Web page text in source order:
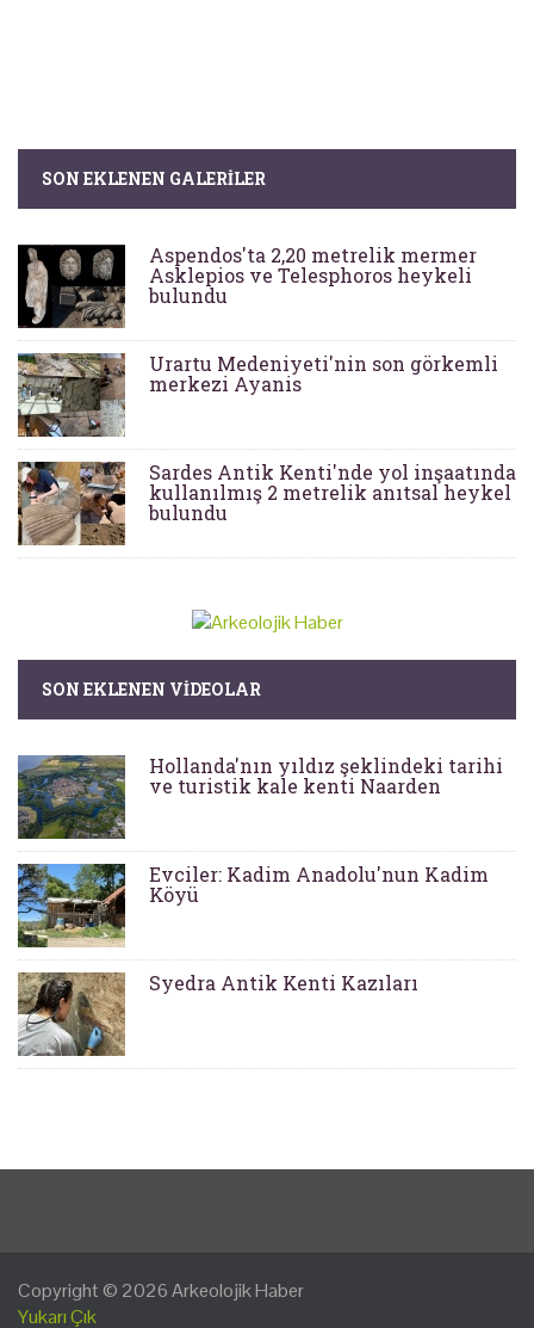
SON EKLENEN GALERILER
Aspendos'ta 2,20 metrelik mermer
Asklepios ve Telesphoros heykeli
bulundu
Urartu Medeniyeti'nin son görkemli
merkezi Ayanis
Sardes Antik Kenti'nde yol inşaatında
kullanılmış 2 metrelik anıtsal heykel
bulundu
SON EKLENEN VIDEOLAR
Hollanda'nın yıldız şeklindeki tarihi
ve turistik kale kenti Naarden
Evciler: Kadim Anadolu'nun Kadim
Köyü
Syedra Antik Kenti Kazıları
Copyright © 2026Arkeolojik Haber
Yukarı Çık